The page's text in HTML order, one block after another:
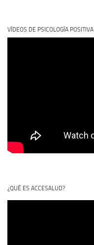
VÍDEOS DE PSICOLOGÍA POSITIVA
¿QUÉ ES ACCESALUD?